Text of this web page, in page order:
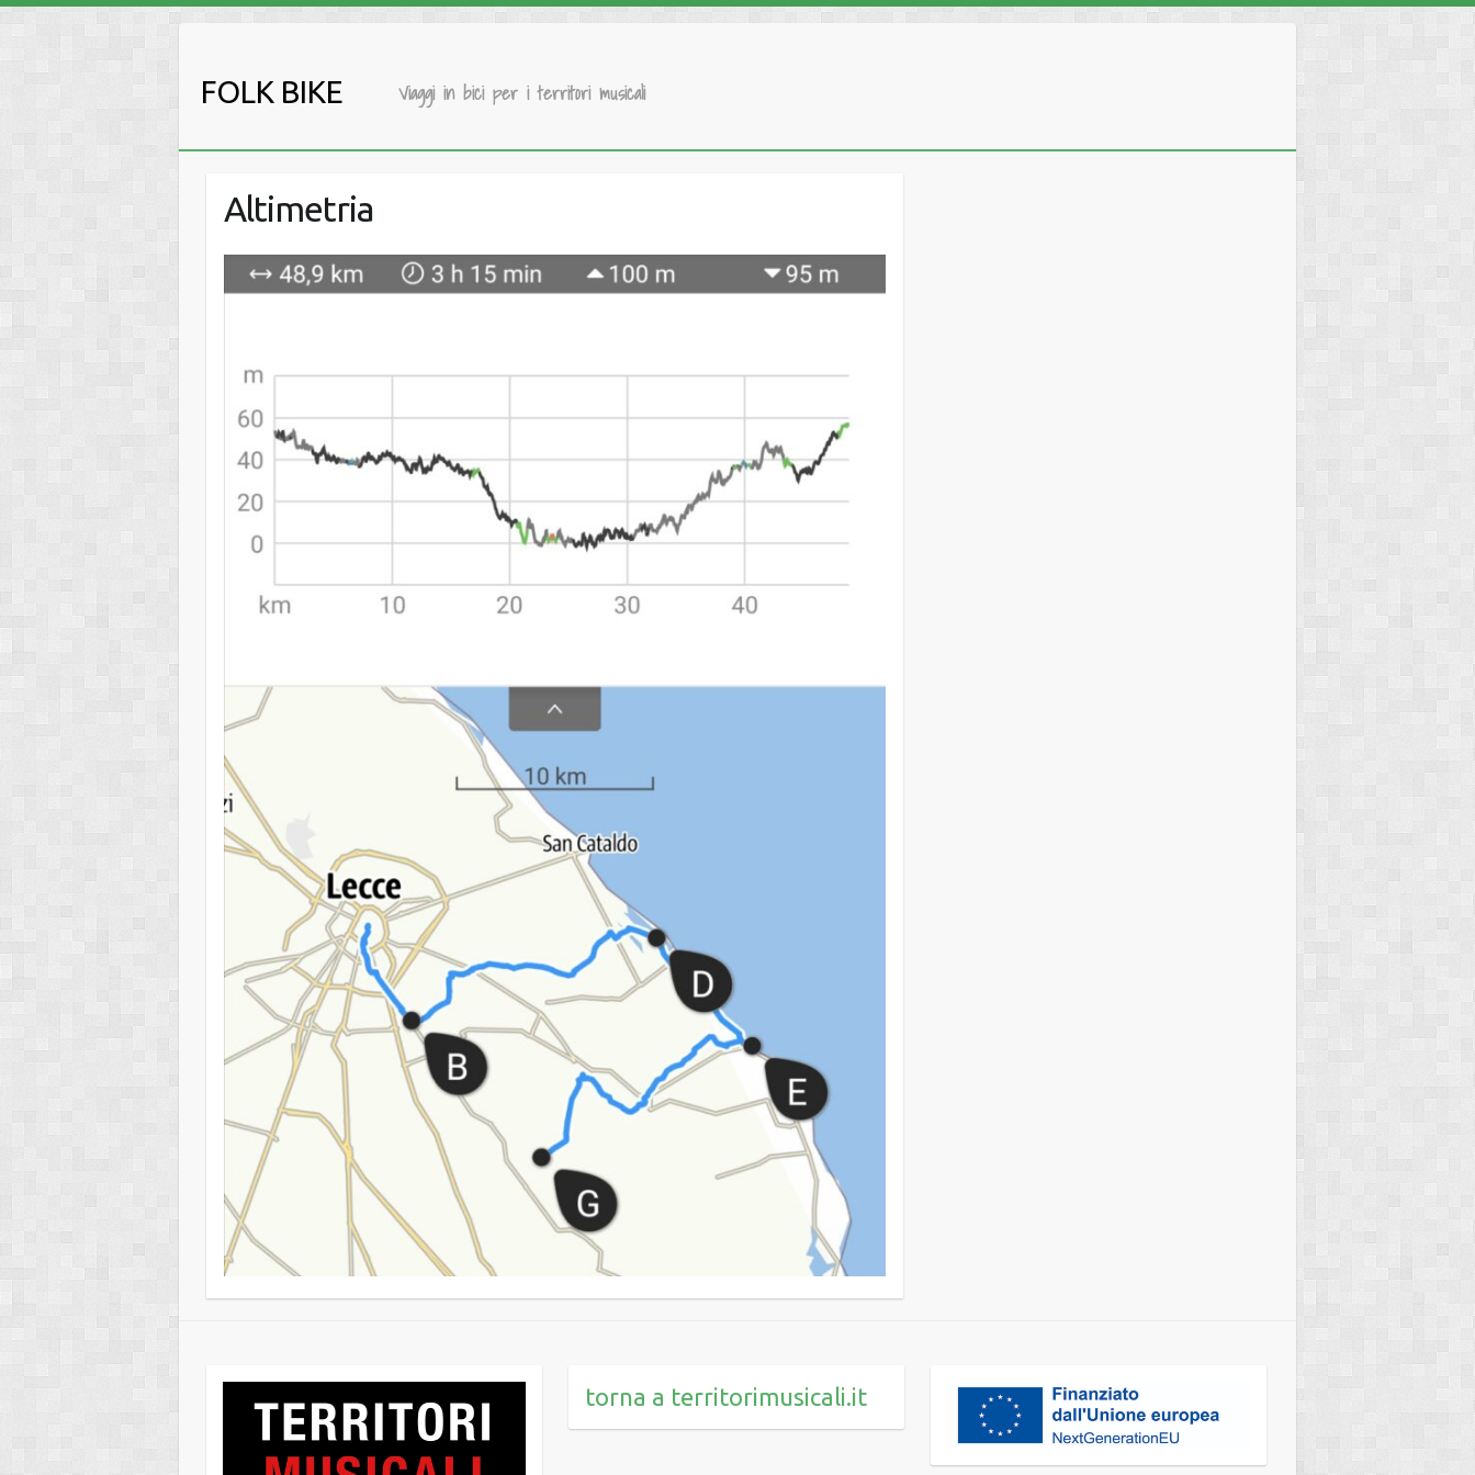
contenuto
FOLK BIKE Viaggi in bici per i territori musicali
Altimetria
torna a territorimusicali.it